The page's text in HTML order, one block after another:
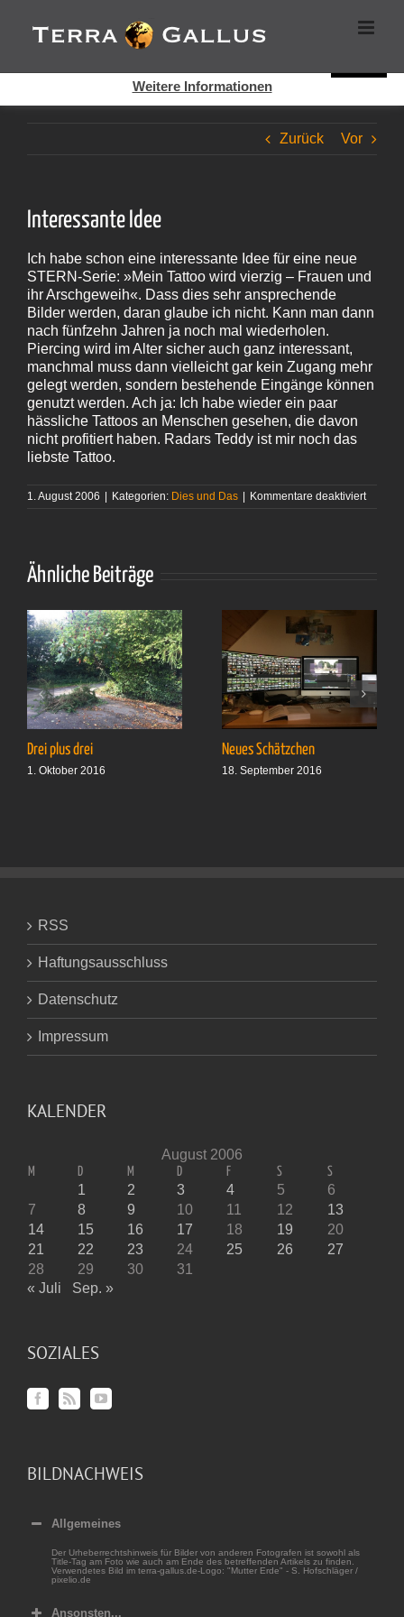
Inhalt
springen
Zurück Vor
Interessante Idee
Ich habe schon eine interessante Idee für eine neue
STERN-Serie: »Mein Tattoo wird vierzig – Frauen und
ihr Arschgeweih«. Dass dies sehr ansprechende
Bilder werden, daran glaube ich nicht. Kann man dann
nach fünfzehn Jahren ja noch mal wiederholen.
Piercing wird im Alter sicher auch ganz interessant,
manchmal muss dann vielleicht gar kein Zugang mehr
gelegt werden, sondern bestehende Eingänge können
genutzt werden. Ach ja: Ich habe wieder ein paar
hässliche Tattoos an Menschen gesehen, die davon
nicht profitiert haben. Radars Teddy ist mir noch das
liebste Tattoo.
1. August 2006 | Kategorien: Dies und Das | Kommentare deaktiviertfür
Ähnliche Beiträge
Drei plus drei
1. Oktober 2016
Neues Schätzchen
18. September 2016
RSS
Haftungsausschluss
Datenschutz
Impressum
KALENDER
August 2006
M D M D F S S
1 2 3 4 5
6
7
8 9 10 11 12
13
14
15 16 17 18 19
20
21
22 23 24 25 26
27
28
29 30
31
« Juli
Sep. »
SOZIALES
BILDNACHWEIS
Allgemeines
Der Urheberrechtshinweis für Bilder von anderen Fotografen ist sowohl als
Title-Tag am Foto wie auch am Ende des betreffenden Artikels zu finden.
Verwendetes Bild im terra-gallus.de-Logo: "Mutter Erde" - S. Hofschläger /
pixelio.de
Ansonsten...
Cookies helfen auf auf dieser Seite bei der Bereitstellung der
Dienste. Durch die Nutzung dieser Webseite erklären Sie sich
Weitere Informationen